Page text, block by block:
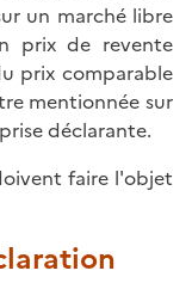
un marché libre
prix de revente
prix comparable
mentionnée sur
déclarante.
faire l'objet